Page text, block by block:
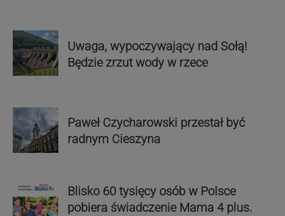
Uwaga, wypoczywający nad Sołą!
Będzie zrzut wody w rzece
Paweł Czycharowski przestał być
radnym Cieszyna
Blisko 60 tysięcy osób w Polsce
pobiera świadczenie Mama 4 plus.